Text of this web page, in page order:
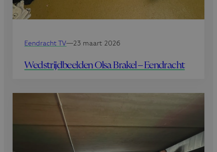
Eendracht TV—23 maart 2026
Wedstrijdbeelden Olsa Brakel – Eendracht